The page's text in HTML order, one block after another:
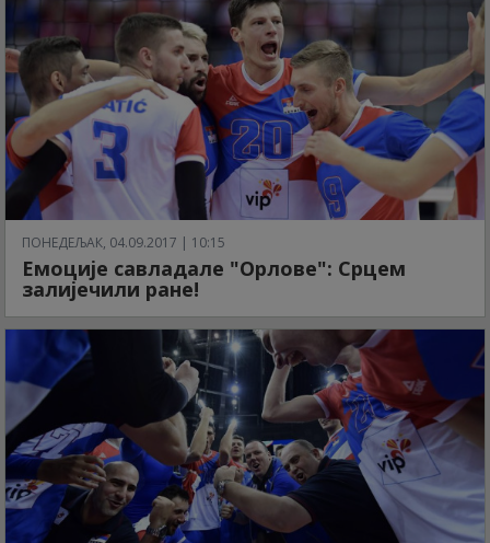
ПОНЕДЕЉАК, 04.09.2017 | 10:15
Емоције савладале "Орлове": Срцем
залијечили ране!